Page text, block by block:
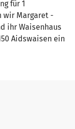
für 1
wir Margaret -
ihr Waisenhaus
Aidswaisen ein